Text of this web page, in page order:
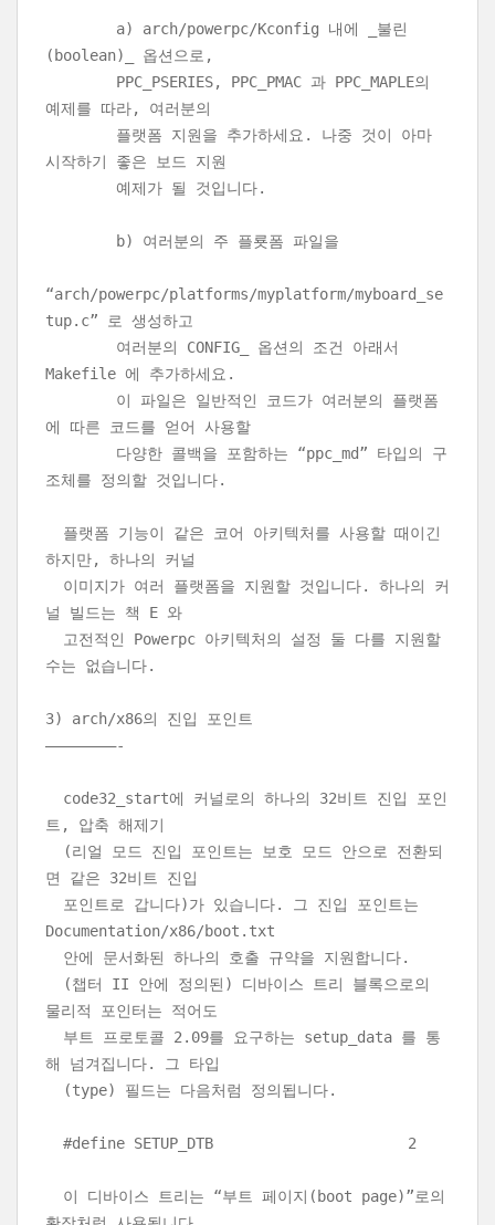
a) arch/powerpc/Kconfig 내에 _불린
(boolean)_ 옵션으로,
PPC_PSERIES, PPC_PMAC 과 PPC_MAPLE의
예제를 따라, 여러분의
플랫폼 지원을 추가하세요. 나중 것이 아마
시작하기 좋은 보드 지원
예제가 될 것입니다.
b) 여러분의 주 플룟폼 파일을
“arch/powerpc/platforms/myplatform/myboard_se
tup.c” 로 생성하고
여러분의 CONFIG_ 옵션의 조건 아래서
Makefile 에 추가하세요.
이 파일은 일반적인 코드가 여러분의 플랫폼
에 따른 코드를 얻어 사용할
다양한 콜백을 포함하는 “ppc_md” 타입의 구
조체를 정의할 것입니다.
플랫폼 기능이 같은 코어 아키텍처를 사용할 때이긴
하지만, 하나의 커널
이미지가 여러 플랫폼을 지원할 것입니다. 하나의 커
널 빌드는 책 E 와
고전적인 Powerpc 아키텍처의 설정 둘 다를 지원할
수는 없습니다.
3) arch/x86의 진입 포인트
————————-
code32_start에 커널로의 하나의 32비트 진입 포인
트, 압축 해제기
(리얼 모드 진입 포인트는 보호 모드 안으로 전환되
면 같은 32비트 진입
포인트로 갑니다)가 있습니다. 그 진입 포인트는
Documentation/x86/boot.txt
안에 문서화된 하나의 호출 규약을 지원합니다.
(챕터 II 안에 정의된) 디바이스 트리 블록으로의
물리적 포인터는 적어도
부트 프로토콜 2.09를 요구하는 setup_data 를 통
해 넘겨집니다. 그 타입
(type) 필드는 다음처럼 정의됩니다.
#define SETUP_DTB 2
이 디바이스 트리는 “부트 페이지(boot page)”로의